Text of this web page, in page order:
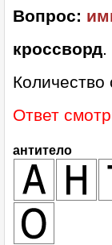
Вопрос:
кроссворд.
Количество
Ответ
антитело